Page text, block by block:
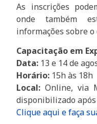
As inscrições
onde também
informações sobre o
Capacitação em
Data: 13 e 14 de
Horário: 15h às 18h
Local: Online, via
disponibilizado
Clique aqui e faça